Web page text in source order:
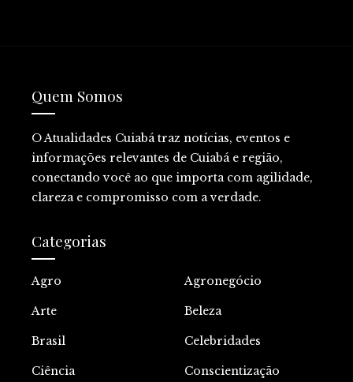
Quem Somos
O Atualidades Cuiabá traz notícias, eventos e
informações relevantes de Cuiabá e região,
conectando você ao que importa com agilidade,
clareza e compromisso com a verdade.
Categorias
Agro Agronegócio
Arte Beleza
Brasil Celebridades
Ciência Conscientização